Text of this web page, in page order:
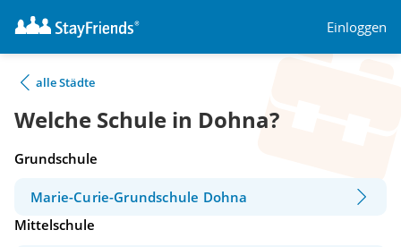
Einloggen
alle Städte
Welche Schule in Dohna?
Grundschule
Marie-Curie-Grundschule Dohna
Mittelschule